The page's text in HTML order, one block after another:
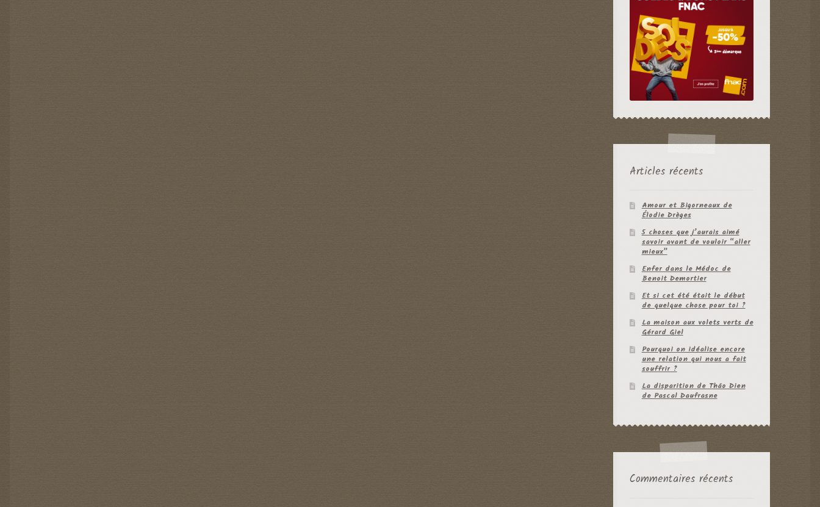
Articles récents
Amour et Bigorneaux de
Élodie Drèges
5 choses que j’aurais aimé
savoir avant de vouloir “aller
mieux”
Enfer dans le Médoc de
Benoit Demortier
Et si cet été était le début
de quelque chose pour toi ?
La maison aux volets verts de
Gérard Giel
Pourquoi on idéalise encore
une relation qui nous a fait
souffrir ?
La disparition de Thâo Dien
de Pascal Daufrasne
Commentaires récents